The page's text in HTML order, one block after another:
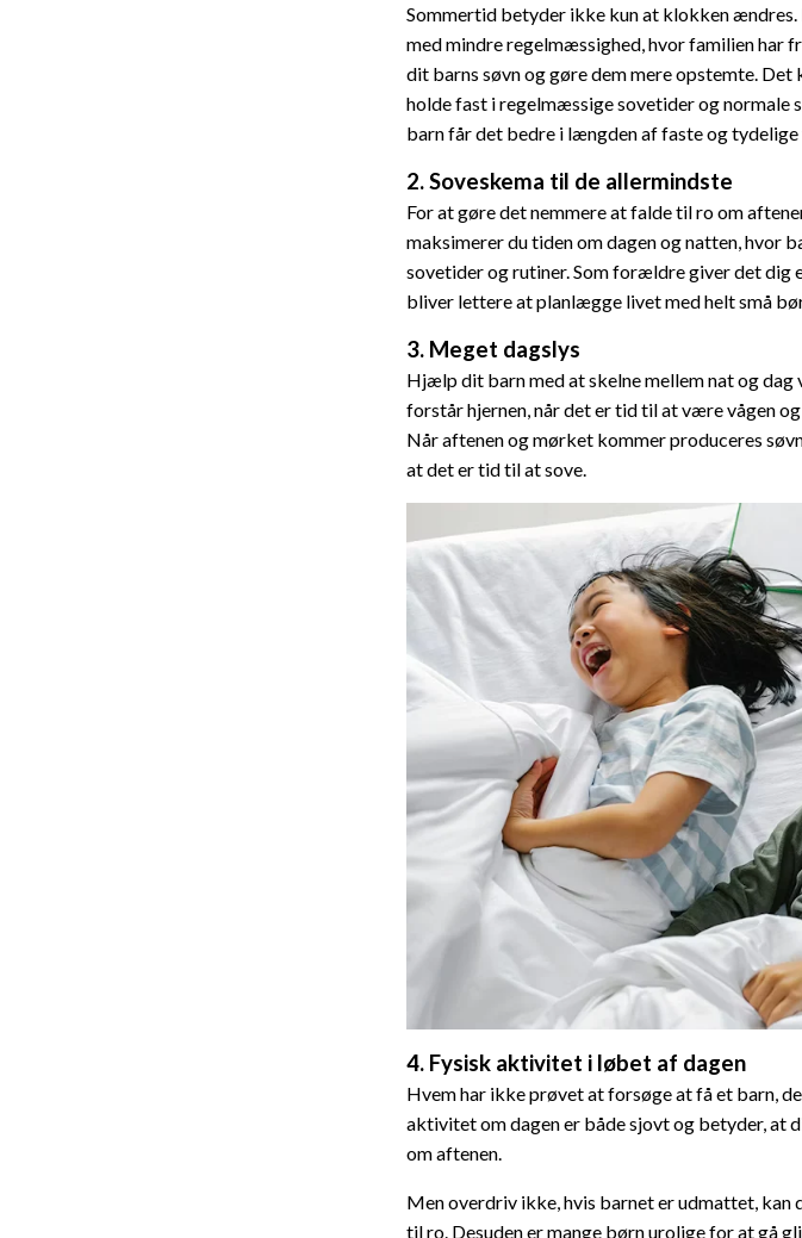
Sommertid betyder ikke kun at klokken ændres.
med mindre regelmæssighed, hvor familien har
dit barns søvn og gøre dem mere opstemte.
holde fast i regelmæssige sovetider og
barn får det bedre i længden af faste og
2. Soveskema til de allermindste
For at gøre det nemmere at falde til ro om
maksimerer du tiden om dagen og natten, hvor
sovetider og rutiner. Som forældre giver det dig
bliver lettere at planlægge livet med helt små
3. Meget dagslys
Hjælp dit barn med at skelne mellem nat og dag
forstår hjernen, når det er tid til at være vågen
Når aftenen og mørket kommer produceres
at det er tid til at sove.
4. Fysisk aktivitet i løbet af dagen
Hvem har ikke prøvet at forsøge at få et barn,
aktivitet om dagen er både sjovt og betyder,
om aftenen.
Men overdriv ikke, hvis barnet er udmattet,
til ro. Desuden er mange børn urolige for at gå